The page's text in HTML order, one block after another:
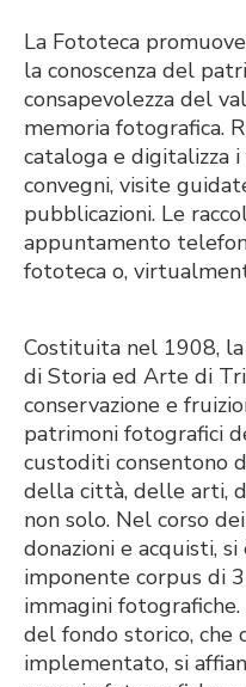
La Fototeca
la conoscenza del
consapevolezza del
memoria fotografica.
cataloga e digitalizza
convegni, visite
pubblicazioni. Le
appuntamento
fototeca o,
Costituita nel 1908,
di Storia ed Arte di
conservazione e
patrimoni fotografici
custoditi consentono
della città, delle arti,
non solo. Nel corso
donazioni e acquisti,
imponente corpus di
immagini
del fondo storico, che
implementato, si